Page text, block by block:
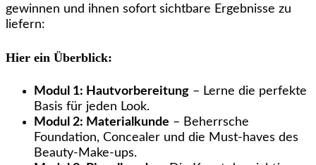
gewinnen und ihnen sofort sichtbare Ergebnisse zu
liefern:
Hier ein Überblick:
Modul 1: Hautvorbereitung – Lerne die perfekte
Basis für jeden Look.
Modul 2: Materialkunde – Beherrsche
Foundation, Concealer und die Must-haves des
Beauty-Make-ups.